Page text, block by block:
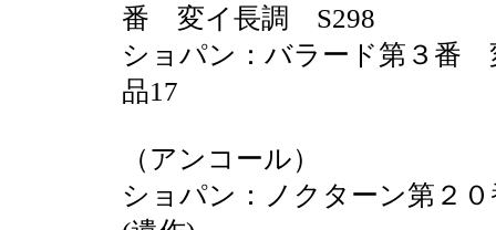
番 変イ長調 S298
ショパン：バラード第３
品17
（アンコール）
ショパン：ノクターン第２